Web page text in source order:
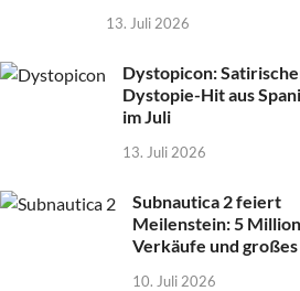
13. Juli 2026
Dystopicon:
Dystopie-Hit aus
im Juli
13. Juli 2026
Subnautica 2 feiert
Meilenstein: 5
Verkäufe und
10. Juli 2026